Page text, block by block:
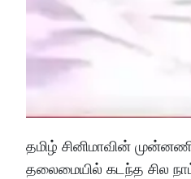
தமிழ் சினிமாவின்
தலைமையில் கடந்த சில